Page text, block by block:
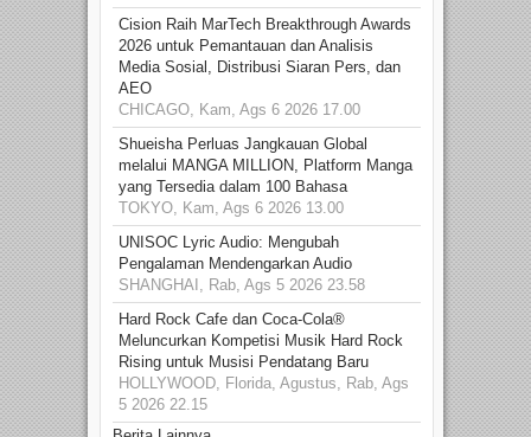
Cision Raih MarTech Breakthrough Awards
2026 untuk Pemantauan dan Analisis
Media Sosial, Distribusi Siaran Pers, dan
AEO
CHICAGO, Kam, Ags 6 2026 17.00
Shueisha Perluas Jangkauan Global
melalui MANGA MILLION, Platform Manga
yang Tersedia dalam 100 Bahasa
TOKYO, Kam, Ags 6 2026 13.00
UNISOC Lyric Audio: Mengubah
Pengalaman Mendengarkan Audio
SHANGHAI, Rab, Ags 5 2026 23.58
Hard Rock Cafe dan Coca-Cola®
Meluncurkan Kompetisi Musik Hard Rock
Rising untuk Musisi Pendatang Baru
HOLLYWOOD, Florida, Agustus, Rab, Ags
5 2026 22.15